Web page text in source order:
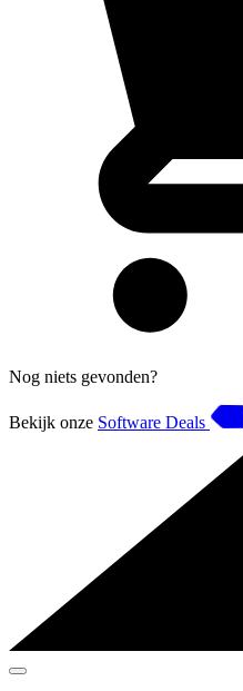
Nog niets gevonden?
Bekijk onze Software Deals